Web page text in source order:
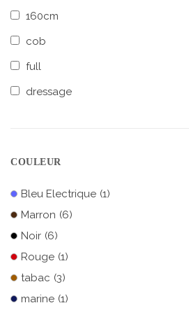
160cm
cob
full
dressage
COULEUR
Bleu Electrique (1)
Marron (6)
Noir (6)
Rouge (1)
tabac (3)
marine (1)